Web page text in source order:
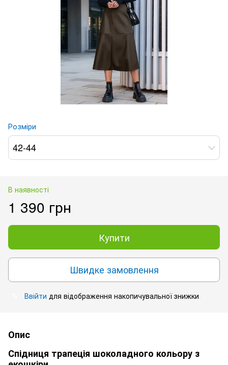
Розміри
42-44
В наявності
1 390 грн
Купити
Швидке замовлення
Ввійти для відображення накопичувальної знижки
Опис
Спідниця трапеція шоколадного кольору з